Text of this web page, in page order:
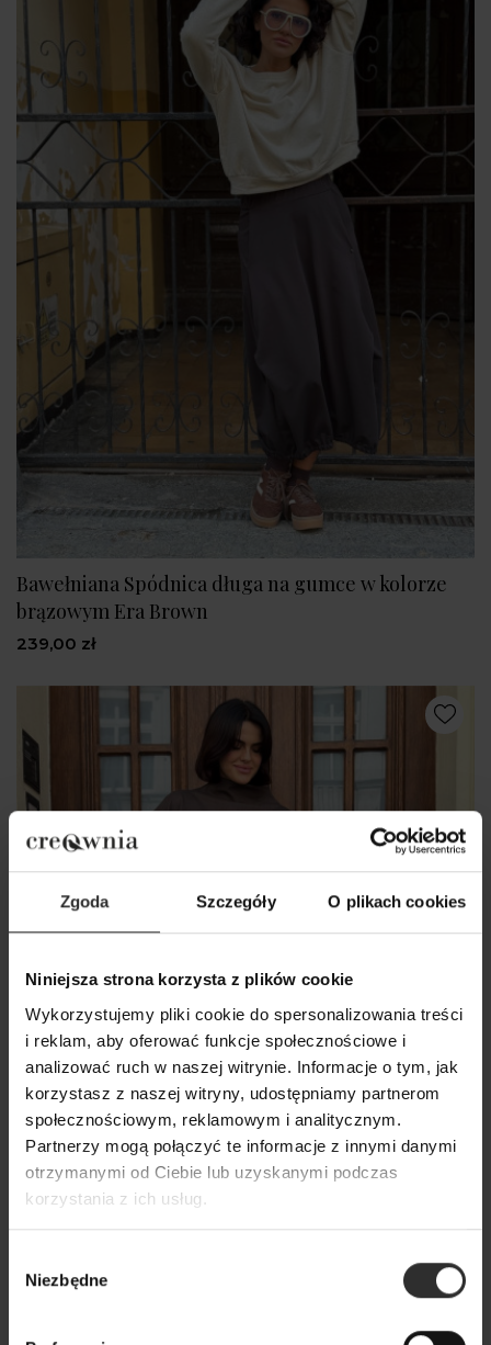
Zgoda Szczegóły O plikach cookies
Niniejsza strona korzysta z plików cookie
Wykorzystujemy pliki cookie do spersonalizowania treści
i reklam, aby oferować funkcje społecznościowe i
analizować ruch w naszej witrynie. Informacje o tym, jak
korzystasz z naszej witryny, udostępniamy partnerom
społecznościowym, reklamowym i analitycznym.
Partnerzy mogą połączyć te informacje z innymi danymi
otrzymanymi od Ciebie lub uzyskanymi podczas
korzystania z ich usług.
zgody
Niezbędne
Bawełniana Spódnica długa na gumce w kolorze
brązowym Era Brown
239,00 zł